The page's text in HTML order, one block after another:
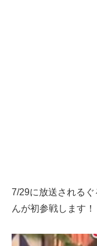
7/29に放送される
んが初参戦します！